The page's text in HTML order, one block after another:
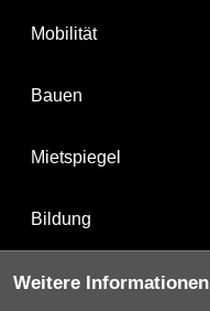
Mobilität
Bauen
Mietspiegel
Bildung
Weitere Informationen